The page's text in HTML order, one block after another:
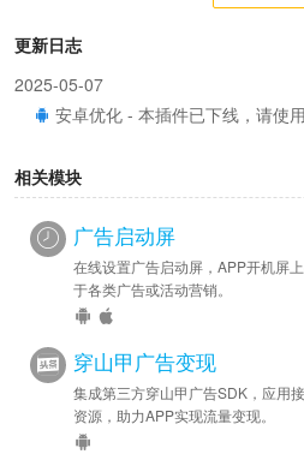
更新日志
2025-05-07
安卓优化 - 本插件已下线，请使用
相关模块
广告启动屏
在线设置广告启动屏，APP开机屏
于各类广告或活动营销。
穿山甲广告变现
集成第三方穿山甲广告SDK，应用
资源，助力APP实现流量变现。